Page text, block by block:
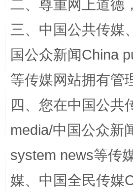
二、尊重网上道德
三、中国公共传媒
国公众新闻China
等传媒网站拥有管
四、您在中国公共
media/中国公众新
system news等传
媒、中国全民传媒